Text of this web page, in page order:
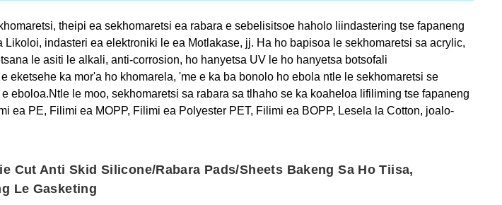
theipi ea sekhomaretsi ea rabara e sebelisitsoe haholo liindastering tse fapaneng
indasteri ea elektroniki le ea Motlakase, jj. Ha ho bapisoa le sekhomaretsi sa acrylic,
le asiti le alkali, anti-corrosion, ho hanyetsa UV le ho hanyetsa botsofali
eketsehe ka mor'a ho khomarela, 'me e ka ba bonolo ho ebola ntle le sekhomaretsi se
eboloa.Ntle le moo, sekhomaretsi sa rabara sa tlhaho se ka koaheloa lifiliming tse fapaneng
ea PE, Filimi ea MOPP, Filimi ea Polyester PET, Filimi ea BOPP, Lesela la Cotton, joalo-
Cut Anti Skid Silicone/Rabara Pads/Sheets Bakeng Sa Ho Tiisa,
Le Gasketing